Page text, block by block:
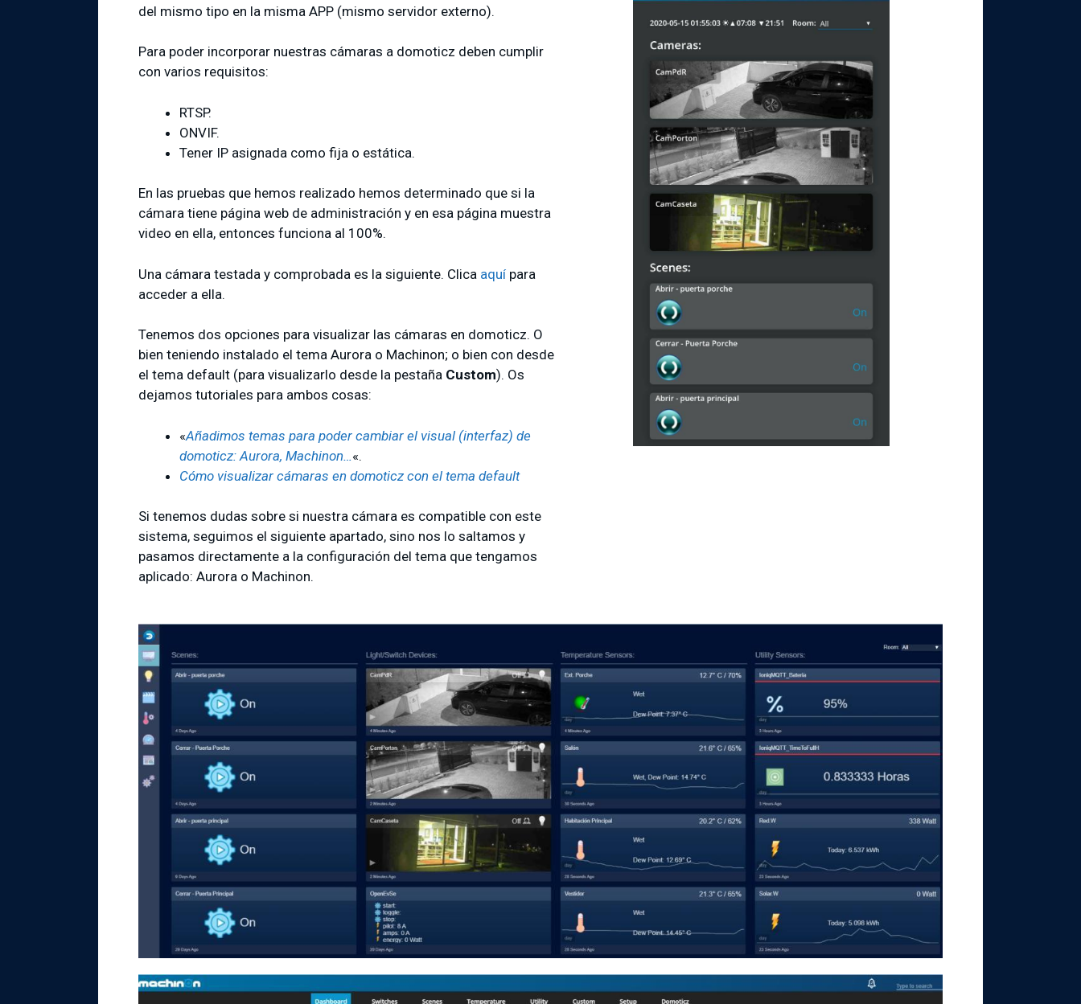
del mismo tipo en la misma APP (mismo servidor externo).
Para poder incorporar nuestras cámaras a domoticz deben cumplir
con varios requisitos:
RTSP.
ONVIF.
Tener IP asignada como fija o estática.
En las pruebas que hemos realizado hemos determinado que si la
cámara tiene página web de administración y en esa página muestra
video en ella, entonces funciona al 100%.
Una cámara testada y comprobada es la siguiente. Clica aquí para
acceder a ella.
Tenemos dos opciones para visualizar las cámaras en domoticz. O
bien teniendo instalado el tema Aurora o Machinon; o bien con desde
el tema default (para visualizarlo desde la pestaña Custom). Os
dejamos tutoriales para ambos cosas:
«Añadimos temas para poder cambiar el visual (interfaz) de
domoticz: Aurora, Machinon…«.
Cómo visualizar cámaras en domoticz con el tema default
Si tenemos dudas sobre si nuestra cámara es compatible con este
sistema, seguimos el siguiente apartado, sino nos lo saltamos y
pasamos directamente a la configuración del tema que tengamos
aplicado: Aurora o Machinon.